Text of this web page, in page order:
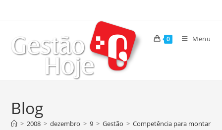
0 Menu
Blog
> 2008 > dezembro > 9 > Gestão > Competência para montar a